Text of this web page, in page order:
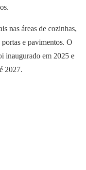
nas áreas de cozinhas,
e pavimentos. O
inaugurado em 2025 e
2027.